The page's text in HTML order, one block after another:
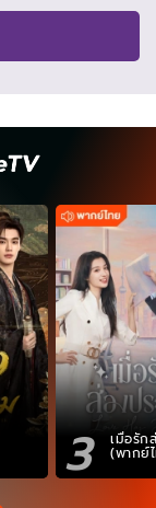
3 เมื่อรัก
(พากย์